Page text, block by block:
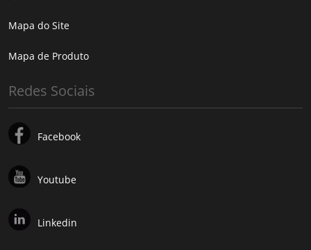
Mapa do Site
Mapa de Produto
Redes Sociais
Facebook
Youtube
Linkedin